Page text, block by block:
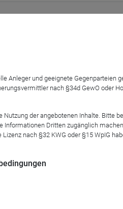
und Versicherungsmakler neu
unsere Lösungsansätze mit
Beratung in der
Marketing &
digitale Zukunft zu führen.
und geeignete Gegenparteien
nach §34d GewO oder
der angebotenen Inhalte. Bitte
Dritten zugänglich
nach §32 KWG oder §15 WpIG